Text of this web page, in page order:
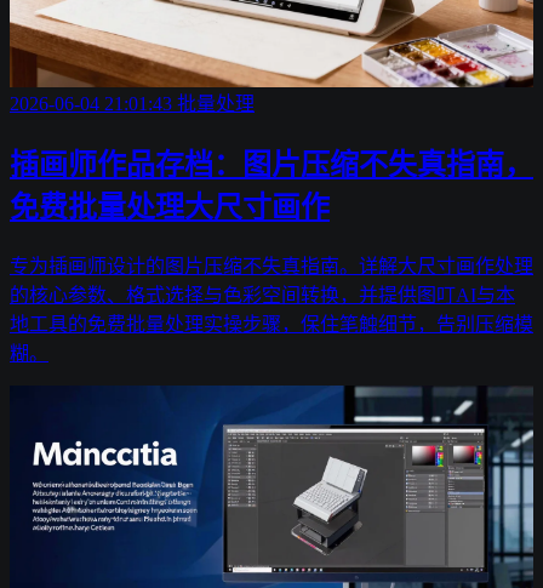
2026-06-04 21:01:43 批量处理
插画师作品存档：图片压缩不失真指南，
免费批量处理大尺寸画作
专为插画师设计的图片压缩不失真指南。详解大尺寸画作处理
的核心参数、格式选择与色彩空间转换，并提供图叮AI与本
地工具的免费批量处理实操步骤，保住笔触细节，告别压缩模
糊。